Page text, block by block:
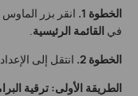
الخطوة 1.
انقر بزر
في القائمة الرئيسية
الخطوة 2.
انتقل إلى
الطريقة الأولى: ترقية